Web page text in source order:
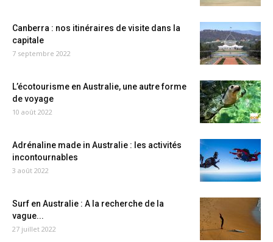
Canberra : nos itinéraires de visite dans la
capitale
7 septembre 2022
L’écotourisme en Australie, une autre forme
de voyage
10 août 2022
Adrénaline made in Australie : les activités
incontournables
3 août 2022
Surf en Australie : A la recherche de la
vague...
27 juillet 2022